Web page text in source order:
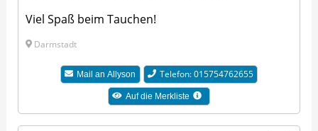
Viel Spaß beim Tauchen!
Darmstadt
Mail anAllyson Telefon: 015754762655
Auf die Merkliste